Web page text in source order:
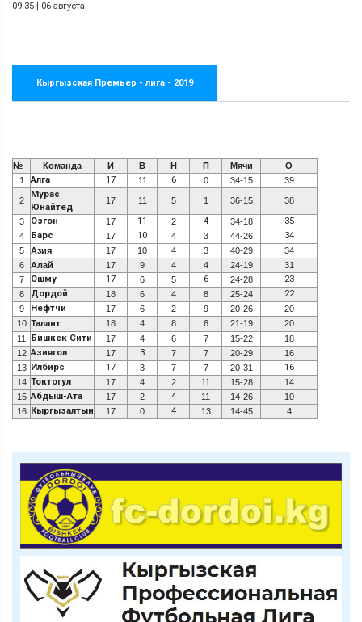
09:35 | 06 августа
Кыргызская Премьер - лига - 2019
№ Команда И В Н П Мячи
О
1
Алга 17 11 6 0 34-15 39
2
Мурас
Юнайтед
17 11 5 1 36-15 38
3 Озгон 17 11 2 4 34-18 35
4 Барс 17 10 4 3 44-26 34
5 Азия 17 10 4 3 40-29
34
6
Алай 17 9 4 4 24-19
31
7
Ошму 17 6 5 6 24-28 23
8 Дордой 18 6 4 8 25-24 22
9 Нефтчи 17 6 2 9 20-26
20
10 Талант 18 4 8 6 21-19
20
11
Бишкек Сити 17 4 6 7 15-22
18
12 Азиягол 17 3 7 7 20-29
16
13 Илбирс 17 3 7 7 20-31 16
14 Токтогул 17 4 2 11 15-28
14
15 Абдыш-Ата 17 2 4 11 14-26
10
16 Кыргызалтын 17 0 4 13 14-45 4